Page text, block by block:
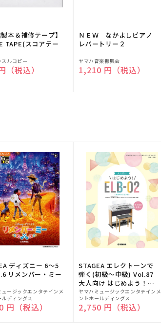
製本＆補修テープ】
TAPE(スコアテー
ルコピー
格
（税込）
ＮＥＷ なかよしピアノ
レパートリー２
販
売
ヤマハ音楽振興会
通常価格
1,210 円（税込）
ディズニー 6～5
リメンバー・ミー
ージックエンタテインメ
ルディングス
格
円（税込）
STAGEA エレクトーンで
弾く(初級～中級) Vol.87
大人向け はじめよう！
ELB-02(楽器のトリセツ
付)
販
売
元:
ヤマハミュージックエンタテインメ
ントホールディングス
通常価格
2,750 円（税込）